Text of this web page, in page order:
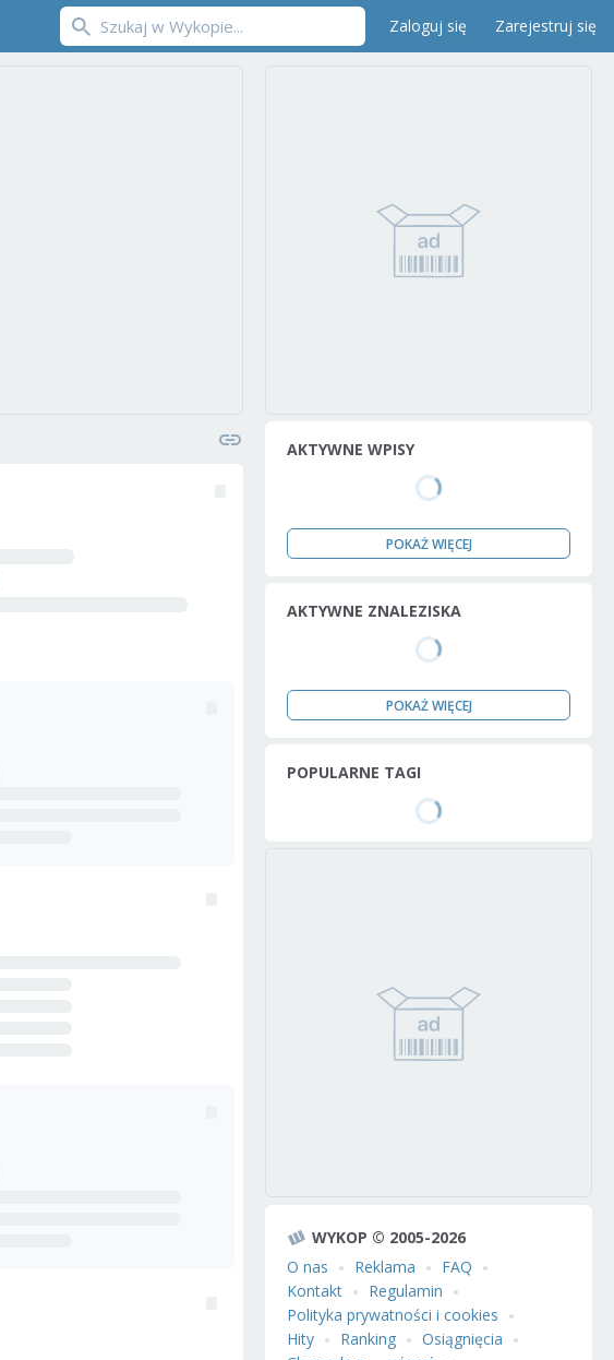
Zaloguj się Zarejestruj się
AKTYWNE WPISY
POKAŻ WIĘCEJ
AKTYWNE ZNALEZISKA
POKAŻ WIĘCEJ
POPULARNE TAGI
WYKOP © 2005-2026
O nas
Reklama
FAQ
Kontakt
Regulamin
Polityka prywatności i cookies
Hity
Ranking
Osiągnięcia